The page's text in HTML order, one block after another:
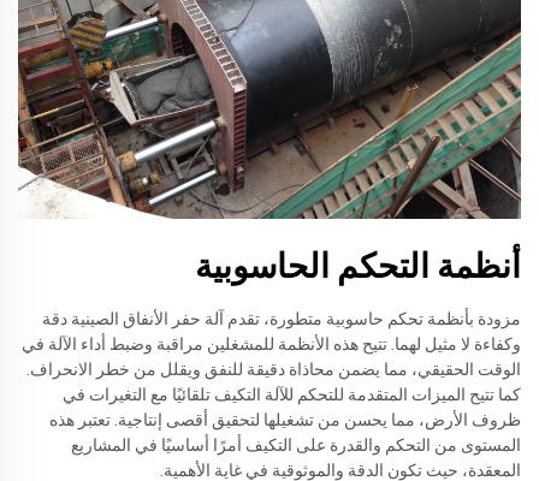
أنظمة التحكم الحاسوبية
مزودة بأنظمة تحكم حاسوبية متطورة، تقدم آلة حفر الأنفاق الصينية دقة
وكفاءة لا مثيل لهما. تتيح هذه الأنظمة للمشغلين مراقبة وضبط أداء الآلة في
الوقت الحقيقي، مما يضمن محاذاة دقيقة للنفق ويقلل من خطر الانحراف.
كما تتيح الميزات المتقدمة للتحكم للآلة التكيف تلقائيًا مع التغيرات في
ظروف الأرض، مما يحسن من تشغيلها لتحقيق أقصى إنتاجية. تعتبر هذه
المستوى من التحكم والقدرة على التكيف أمرًا أساسيًا في المشاريع
المعقدة، حيث تكون الدقة والموثوقية في غاية الأهمية.